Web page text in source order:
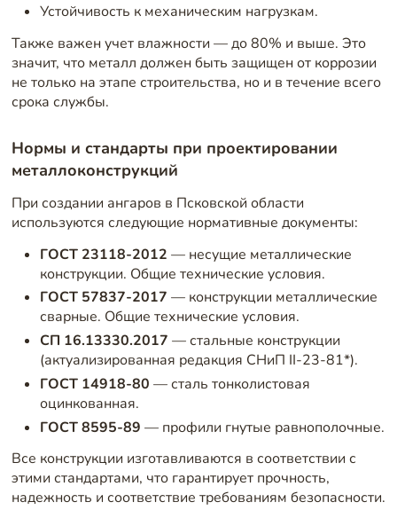
Устойчивость к механическим нагрузкам.
Также важен учет влажности — до 80% и выше. Это
значит, что металл должен быть защищен от коррозии
не только на этапе строительства, но и в течение всего
срока службы.
Нормы и стандарты при проектировании
металлоконструкций
При создании ангаров в Псковской области
используются следующие нормативные документы:
ГОСТ 23118-2012 — несущие металлические
конструкции. Общие технические условия.
ГОСТ 57837-2017 — конструкции металлические
сварные. Общие технические условия.
СП 16.13330.2017 — стальные конструкции
(актуализированная редакция СНиП II-23-81*).
ГОСТ 14918-80 — сталь тонколистовая
оцинкованная.
ГОСТ 8595-89 — профили гнутые равнополочные.
Все конструкции изготавливаются в соответствии с
этими стандартами, что гарантирует прочность,
надежность и соответствие требованиям безопасности.